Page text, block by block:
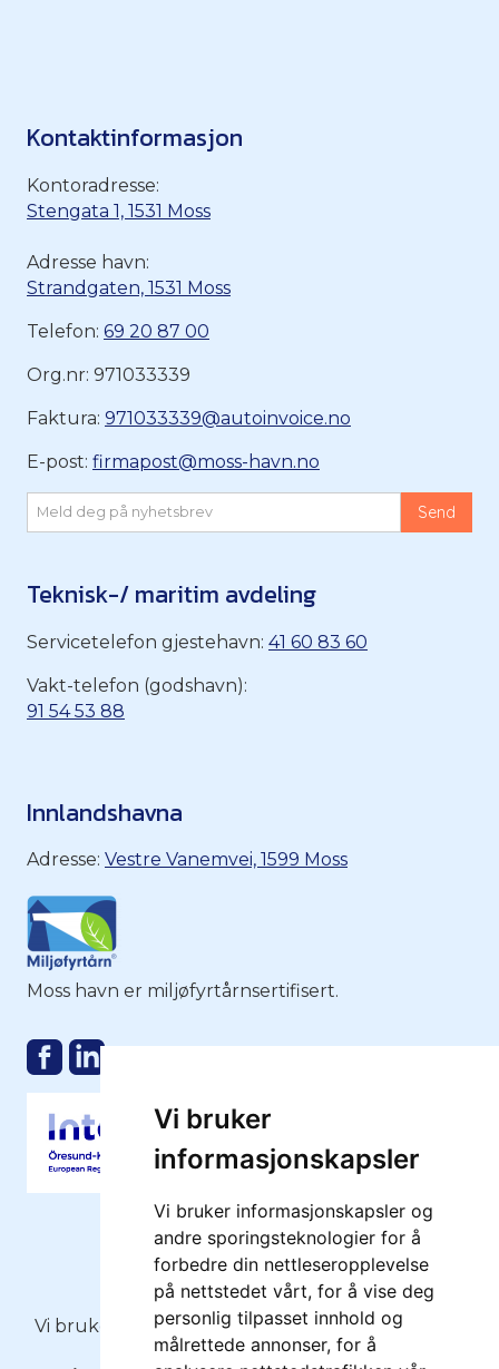
Vi bruker
informasjonskapsler
Vi bruker informasjonskapsler og
andre sporingsteknologier for å
forbedre din nettleseropplevelse
på nettstedet vårt, for å vise deg
personlig tilpasset innhold og
målrettede annonser, for å
Kontaktinformasjon
Kontoradresse:
Stengata 1, 1531 Moss
Adresse havn:
Strandgaten, 1531 Moss
Telefon: 69 20 87 00
Org.nr: 971033339
Faktura: 971033339@autoinvoice.no
E-post: firmapost@moss-havn.no
Teknisk-/ maritim avdeling
Servicetelefon gjestehavn: 41 60 83 60
Vakt-telefon (godshavn):
91 54 53 88
Innlandshavna
Adresse: Vestre Vanemvei, 1599 Moss
Moss havn er miljøfyrtårnsertifisert.
Copyright 2026 - Moss Havn KF
Vi bruker
informasjonskapsler(cookies) på moss-
havn.no